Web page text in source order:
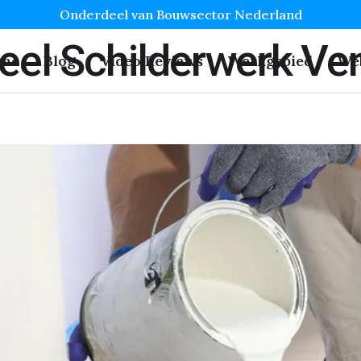
Onderdeel van Bouwsector Nederland
Blog Video Reviews Werkgebied
Schilderwerk